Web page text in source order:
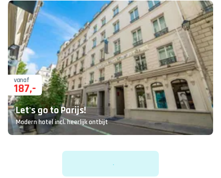
vanaf
187,-
Let's go to Parijs!
Modern hotel incl. heerlijk ontbijt